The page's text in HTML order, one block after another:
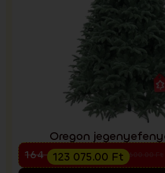
Oregon
Előkarácsonyi
221 600.00
164 100.00Ft
123 075.00 Ft